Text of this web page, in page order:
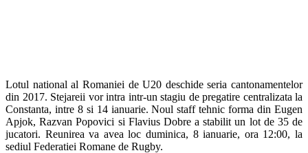
Lotul national al Romaniei de U20 deschide seria cantonamentelor
din 2017. Stejareii vor intra intr-un stagiu de pregatire centralizata la
Constanta, intre 8 si 14 ianuarie. Noul staff tehnic forma din Eugen
Apjok, Razvan Popovici si Flavius Dobre a stabilit un lot de 35 de
jucatori. Reunirea va avea loc duminica, 8 ianuarie, ora 12:00, la
sediul Federatiei Romane de Rugby.